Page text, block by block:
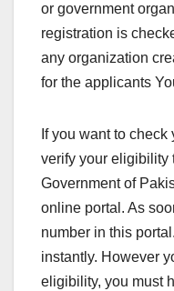
or government
registration is
any organization
for the applicants
If you want to
verify your eligibility
Government of
online portal. As
number in this
instantly. However
eligibility, you must